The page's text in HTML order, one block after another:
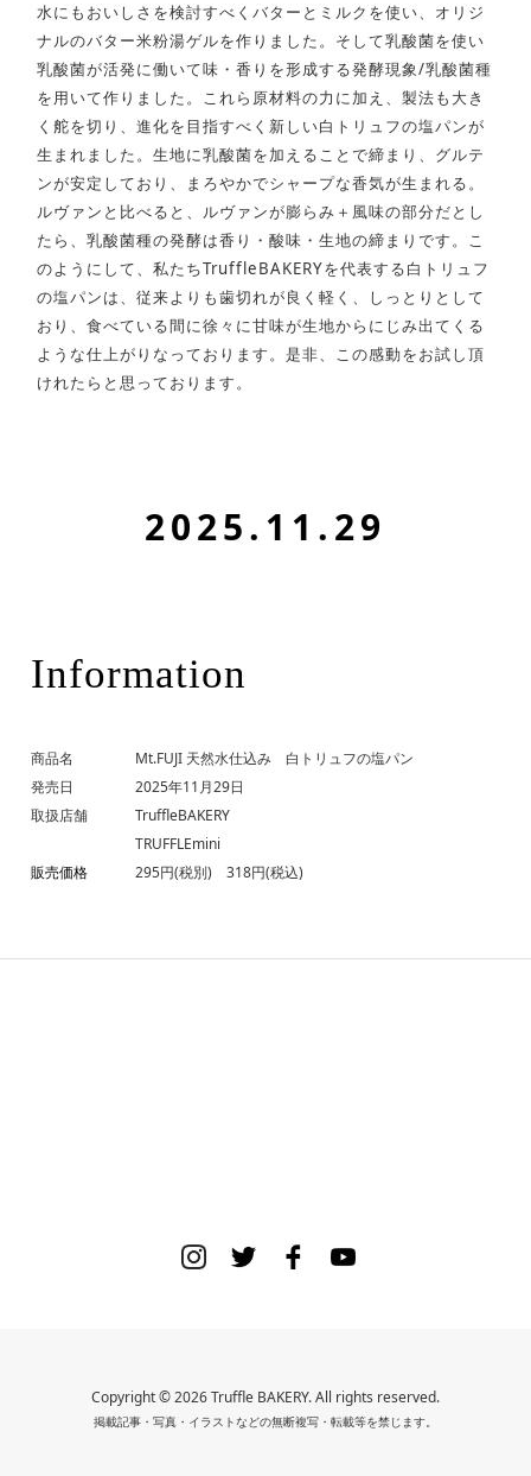
水にもおいしさを検討すべくバターとミルクを使い、オリジ
ナルのバター米粉湯ゲルを作りました。そして乳酸菌を使い
乳酸菌が活発に働いて味・香りを形成する発酵現象/乳酸菌種
を用いて作りました。これら原材料の力に加え、製法も大き
く舵を切り、進化を目指すべく新しい白トリュフの塩パンが
生まれました。生地に乳酸菌を加えることで締まり、グルテ
ンが安定しており、まろやかでシャープな香気が生まれる。
ルヴァンと比べると、ルヴァンが膨らみ＋風味の部分だとし
たら、乳酸菌種の発酵は香り・酸味・生地の締まりです。こ
のようにして、私たちTruffleBAKERYを代表する白トリュフ
の塩パンは、従来よりも歯切れが良く軽く、しっとりとして
おり、食べている間に徐々に甘味が生地からにじみ出てくる
ような仕上がりなっております。是非、この感動をお試し頂
けれたらと思っております。
2025.11.29
Information
商品名
Mt.FUJI 天然水仕込み 白トリュフの塩パン
発売日
2025年11月29日
取扱店舗
TruffleBAKERY
TRUFFLEmini
販売価格
295円(税別) 318円(税込)
Copyright © 2026 Truffle BAKERY. All rights reserved.
掲載記事・写真・イラストなどの無断複写・転載等を禁じます。